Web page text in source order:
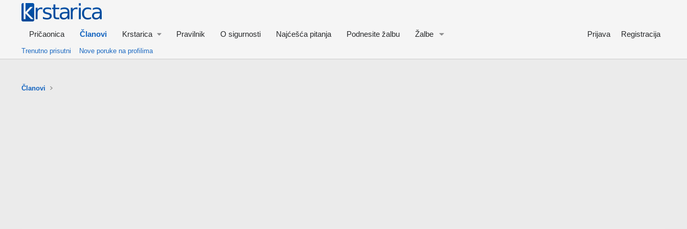
Pričaonica Članovi Krstarica Pravilnik O sigurnosti Najćešća pitanja Podnesite žalbu Žalbe Prijava Registracija
Trenutno prisutni Nove poruke na profilima
Članovi